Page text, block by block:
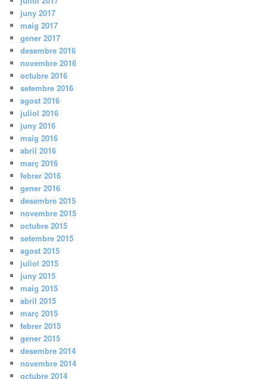
juny 2017
maig 2017
gener 2017
desembre 2016
novembre 2016
octubre 2016
setembre 2016
agost 2016
juliol 2016
juny 2016
maig 2016
abril 2016
març 2016
febrer 2016
gener 2016
desembre 2015
novembre 2015
octubre 2015
setembre 2015
agost 2015
juliol 2015
juny 2015
maig 2015
abril 2015
març 2015
febrer 2015
gener 2015
desembre 2014
novembre 2014
octubre 2014